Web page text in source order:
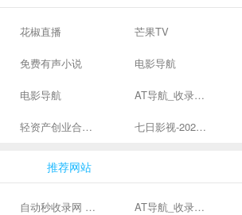
花椒直播 芒果TV
免费有声小说 电影导航
电影导航 AT导航_收录网_免费收录网站_自动收录网_秒收录
轻资产创业合集、私域引流服务、抖音有效粉丝 七日影视-2024全网高清电影大全-最新最全最好看的电影电视剧网站 - 七日影视
推荐网站
自动秒收录网 - 自动秒收录-网站收录-收录网站-网址收录-秒收录 AT导航_收录网_免费收录网站_自动收录网_秒收录